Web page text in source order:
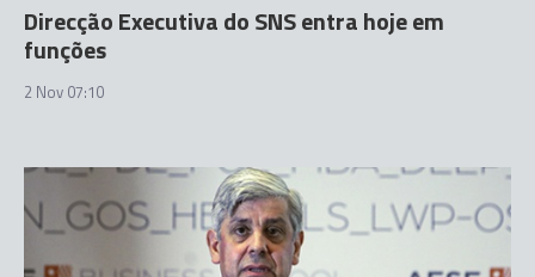
Direcção Executiva do SNS entra hoje em
funções
2 Nov 07:10